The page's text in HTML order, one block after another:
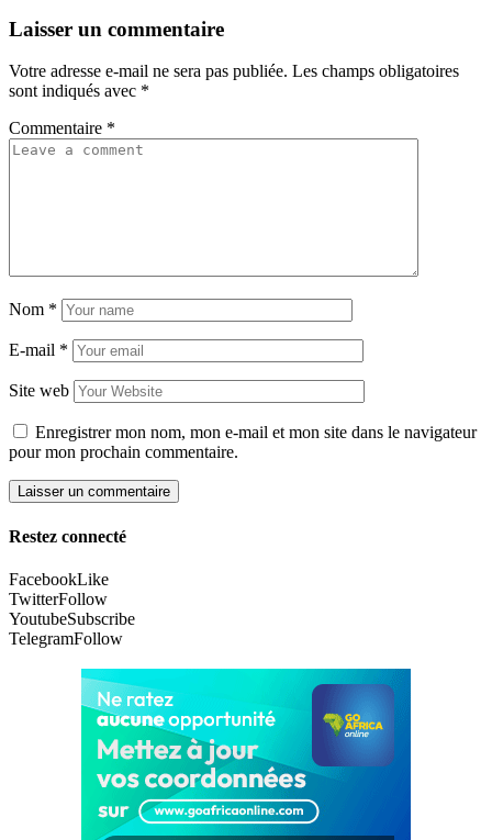
Laisser un commentaire
Votre adresse e-mail ne sera pas publiée. Les champs obligatoires
sont indiqués avec *
Commentaire *
Nom *
E-mail *
Site web
Enregistrer mon nom, mon e-mail et mon site dans le navigateur
pour mon prochain commentaire.
Restez connecté
FacebookLike
TwitterFollow
YoutubeSubscribe
TelegramFollow